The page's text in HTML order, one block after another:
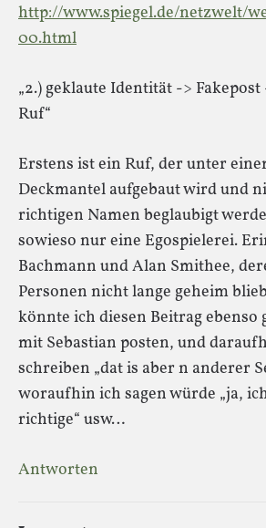
http://www.spiegel.de/netzwelt/
00.html
„2.) geklaute Identität ->
Ruf“
Erstens ist ein Ruf, der unter
Deckmantel aufgebaut wird und
richtigen Namen beglaubigt
sowieso nur eine Egospielerei.
Bachmann und Alan Smithee,
Personen nicht lange geheim
könnte ich diesen Beitrag ebenso
mit Sebastian posten, und
schreiben „dat is aber n anderer
woraufhin ich sagen würde „ja,
richtige“ usw…
Antworten